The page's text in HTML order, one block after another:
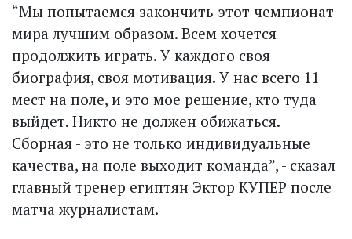
“Мы попытаемся закончить этот чемпионат
мира лучшим образом. Всем хочется
продолжить играть. У каждого своя
биография, своя мотивация. У нас всего 11
мест на поле, и это мое решение, кто туда
выйдет. Никто не должен обижаться.
Сборная - это не только индивидуальные
качества, на поле выходит команда”, - сказал
главный тренер египтян Эктор КУПЕР после
матча журналистам.